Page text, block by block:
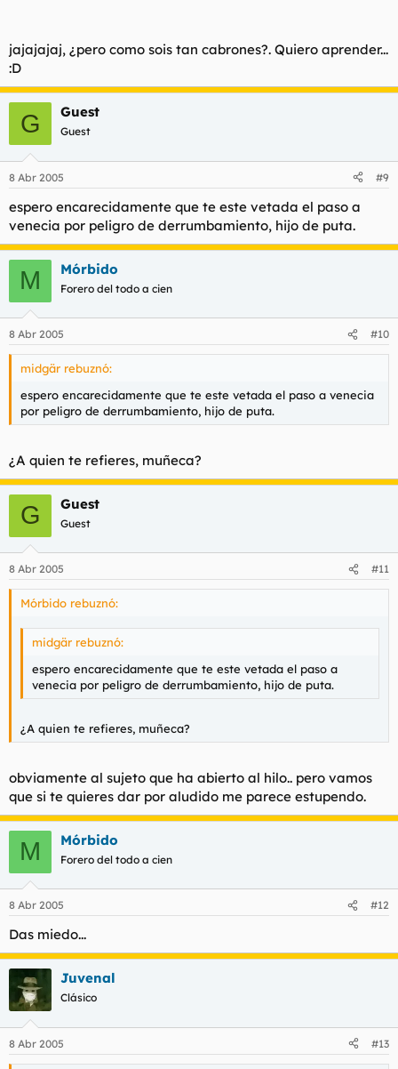
jajajajaj, ¿pero como sois tan cabrones?. Quiero aprender...
:D
G Guest
Guest
8 Abr 2005 #9
espero encarecidamente que te este vetada el paso a
venecia por peligro de derrumbamiento, hijo de puta.
M Mórbido
Forero del todo a cien
8 Abr 2005 #10
midgär rebuznó:
espero encarecidamente que te este vetada el paso a venecia
por peligro de derrumbamiento, hijo de puta.
¿A quien te refieres, muñeca?
G Guest
Guest
8 Abr 2005 #11
Mórbido rebuznó:
midgär rebuznó:
espero encarecidamente que te este vetada el paso a
venecia por peligro de derrumbamiento, hijo de puta.
¿A quien te refieres, muñeca?
obviamente al sujeto que ha abierto al hilo.. pero vamos
que si te quieres dar por aludido me parece estupendo.
M Mórbido
Forero del todo a cien
8 Abr 2005 #12
Das miedo...
Juvenal
Clásico
8 Abr 2005 #13